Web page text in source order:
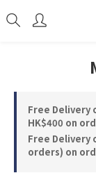
Free Delivery
HK$400 on
Free Delivery
orders) on